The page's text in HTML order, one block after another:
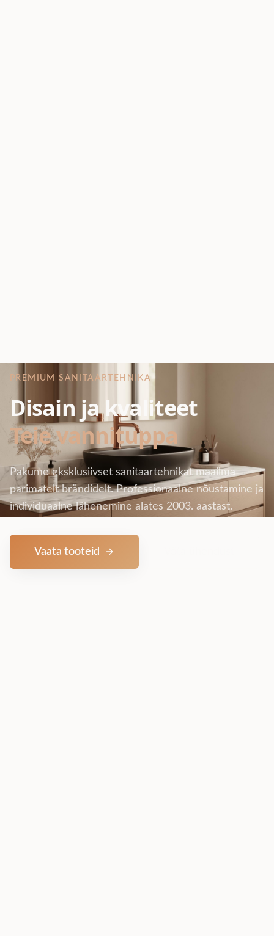
PREMIUM SANITAARTEHNIKA
Disain ja kvaliteet
Teie vannituppa
Pakume eksklusiivset sanitaartehnikat maailma
parimatelt brändidelt. Professionaalne nõustamine ja
individuaalne lähenemine alates 2003. aastast.
Vaata tooteid